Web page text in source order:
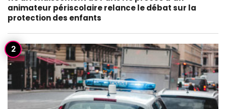
animateur périscolaire relance le débat sur la
protection des enfants